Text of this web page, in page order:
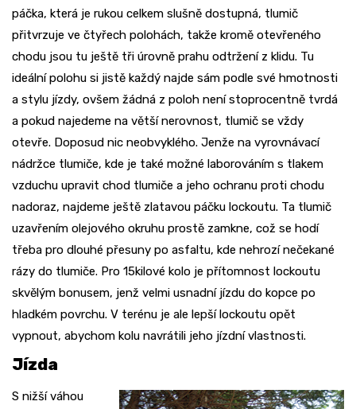
páčka, která je rukou celkem slušně dostupná, tlumič
přitvrzuje ve čtyřech polohách, takže kromě otevřeného
chodu jsou tu ještě tři úrovně prahu odtržení z klidu. Tu
ideální polohu si jistě každý najde sám podle své hmotnosti
a stylu jízdy, ovšem žádná z poloh není stoprocentně tvrdá
a pokud najedeme na větší nerovnost, tlumič se vždy
otevře. Doposud nic neobvyklého. Jenže na vyrovnávací
nádržce tlumiče, kde je také možné laborováním s tlakem
vzduchu upravit chod tlumiče a jeho ochranu proti chodu
nadoraz, najdeme ještě zlatavou páčku lockoutu. Ta tlumič
uzavřením olejového okruhu prostě zamkne, což se hodí
třeba pro dlouhé přesuny po asfaltu, kde nehrozí nečekané
rázy do tlumiče. Pro 15kilové kolo je přítomnost lockoutu
skvělým bonusem, jenž velmi usnadní jízdu do kopce po
hladkém povrchu. V terénu je ale lepší lockoutu opět
vypnout, abychom kolu navrátili jeho jízdní vlastnosti.
Jízda
S nižší váhou